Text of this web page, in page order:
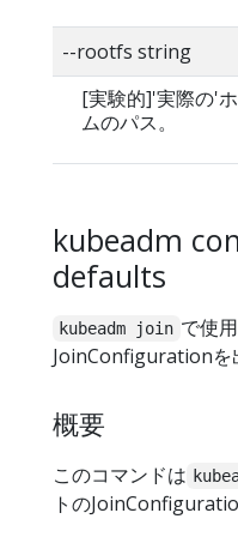
--rootfs string
[実験的]'実際の'
ムのパス。
kubeadm
defaults
kubeadm join で使
JoinConfigurationを
概要
このコマンドは
トの